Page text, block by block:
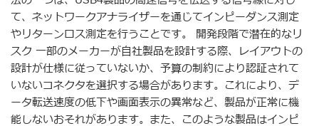
て、ネットワークアナライザーを通じてインピーダンス測定
やリターンロス測定を行うことです。 開発段階で潜在的なリ
スク 一部のメーカーが自社製品を設計する際、レイアウトの
設計が仕様に従っていないか、予算の制約により認証されて
いないコネクタを選択する場合があります。これにより、デ
ータ転送速度の低下や画面表示の異常など、製品が正常に機
能しないおそれがあります。また、このような製品はインピ